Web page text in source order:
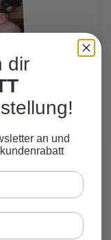
dir
an und